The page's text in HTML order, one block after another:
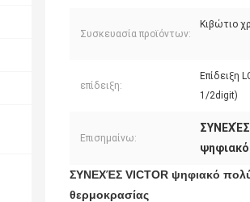
Συσκευασία προϊόντων:
Κιβώτιο
επίδειξη:
Επίδειξη
1/2digit)
Επισημαίνω:
ψηφιακό
ΣΥΝΕΧΈΣ VICTOR ψηφιακό
θερμοκρασίας